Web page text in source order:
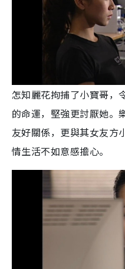
怎知麗花拘捕了小寶哥，
的命運，堅強更討厭她。
友好關係，更與其女友方
情生活不如意感擔心。